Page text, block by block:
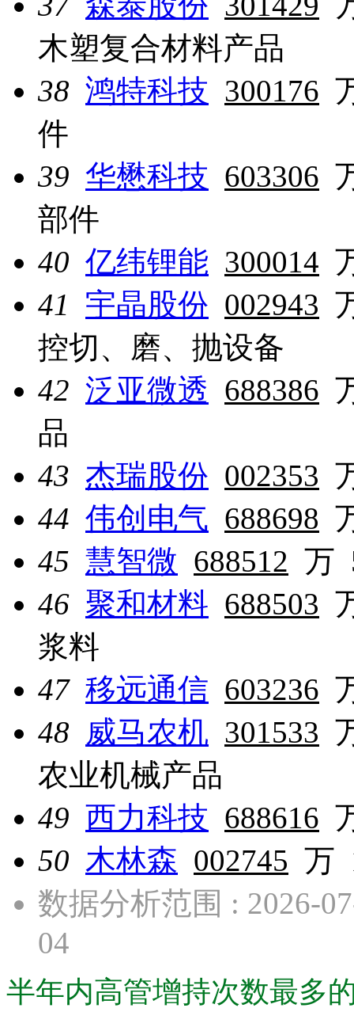
木塑复合材料产品
38 鸿特科技 300176
件
39 华懋科技 603306
部件
40 亿纬锂能 300014
41
宇晶股份 002943
控切、磨、抛设备
42 泛亚微透 688386
品
43 杰瑞股份 002353
44 伟创电气 688698
45 慧智微 688512 万
46 聚和材料 688503
浆料
47 移远通信 603236
48 威马农机 301533
农业机械产品
49 西力科技 688616
50 木林森 002745 万
数据分析范围 : 2026-
04
半年内高管增持次数最多的